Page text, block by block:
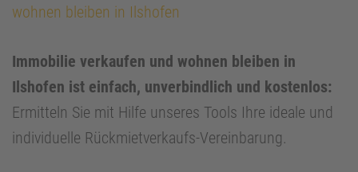
wohnen bleiben in Ilshofen
Immobilie verkaufen und wohnen bleiben in
Ilshofen ist einfach, unverbindlich und kostenlos:
Ermitteln Sie mit Hilfe unseres Tools Ihre ideale und
individuelle Rückmietverkaufs-Vereinbarung.